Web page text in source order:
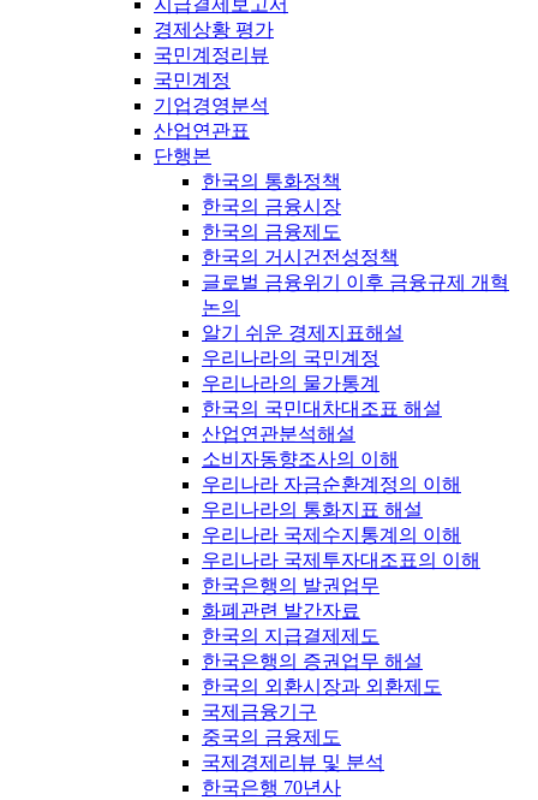
지급결제보고서
경제상황 평가
국민계정리뷰
국민계정
기업경영분석
산업연관표
단행본
한국의 통화정책
한국의 금융시장
한국의 금융제도
한국의 거시건전성정책
글로벌 금융위기 이후 금융규제 개혁
논의
알기 쉬운 경제지표해설
우리나라의 국민계정
우리나라의 물가통계
한국의 국민대차대조표 해설
산업연관분석해설
소비자동향조사의 이해
우리나라 자금순환계정의 이해
우리나라의 통화지표 해설
우리나라 국제수지통계의 이해
우리나라 국제투자대조표의 이해
한국은행의 발권업무
화폐관련 발간자료
한국의 지급결제제도
한국은행의 증권업무 해설
한국의 외환시장과 외환제도
국제금융기구
중국의 금융제도
국제경제리뷰 및 분석
한국은행 70년사